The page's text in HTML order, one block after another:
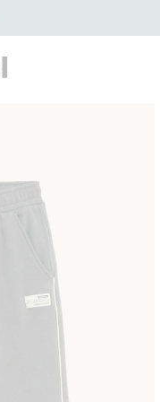
for deg som er
andre tilbud
betaling med Vipps & Klarna